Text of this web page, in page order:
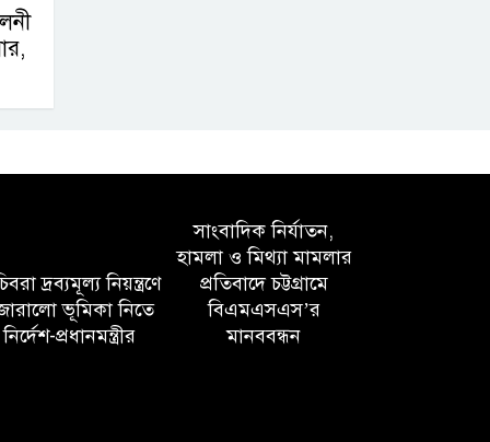
দ্রব্যমূল্য নিয়ন্ত্রণে
ভূমিকা নিতে
নির্দেশ-প্রধানমন্ত্রীর
সাংবাদিক নির্যাতন,
হামলা ও মিথ্যা মামলার
প্রতিবাদে চট্টগ্রামে
বিএমএসএস’র
মানববন্ধন